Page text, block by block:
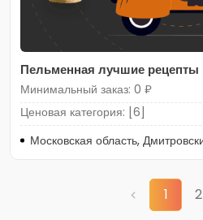
Пельменная лучшие рецепты
Минимальный заказ: 0 ₽
Ценовая категория: [6]
1 2